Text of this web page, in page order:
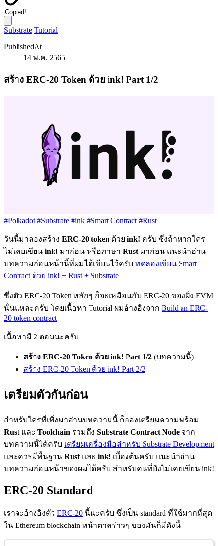
Copied!
Substrate Tutorial
PublishedAt
14 พ.ค. 2565
สร้าง ERC-20 Token ด้วย ink! Part 1/2
#Polkadot #Substrate #ink #Smart Contract #Rust
วันนี้มาลองสร้าง ERC-20 token ด้วย ink! ครับ ซึ่งถ้าหากใคร
ไม่เคยเขียน ink! มาก่อน หรือภาษา Rust มาก่อน แนะนำอ่าน
บทความก่อนหน้านี้ที่ผมได้เขียนไว้ครับ ทดลองเขียน Smart
Contract ด้วย ink! + Rust + Substrate
ซึ่งตัว ERC-20 Token หลักๆ ก็จะเหมือนกับ ERC-20 ของฝั่ง EVM
นั่นแหละครับ โดยเนื้อหา Tutorial ผมอ้างอิงจาก Build an ERC-
20 token contract
เนื้อหามี 2 ตอนนะครับ
สร้าง ERC-20 Token ด้วย ink! Part 1/2 (บทความนี้)
สร้าง ERC-20 Token ด้วย ink! Part 2/2
เตรียมตัวกันก่อน
สำหรับใครที่เพิ่งมาอ่านบทความนี้ ก็ลองเตรียมความพร้อม
Rust และ Toolchain รวมถึง Substrate Contract Node จาก
บทความนี้ได้ครับ เตรียมเครื่องมือสำหรับ Substrate Development
และควรมีพื้นฐาน Rust และ ink! เบื้องต้นครับ แนะนำอ่าน
บทความก่อนหน้าของผมได้ครับ สำหรับคนที่ยังไม่เคยเขียน ink!
ERC-20 Standard
เราจะอ้างอิงตัว ERC-20 นี้นะครับ ซึ่งเป็น standard ที่ใช้มากที่สุด
ใน Ethereum blockchain หน้าตาคร่าวๆ ของมันก็มีดังนี้